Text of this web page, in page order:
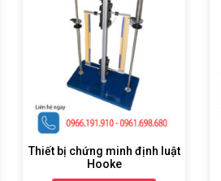
Thiết bị chứng minh định luật
Hooke